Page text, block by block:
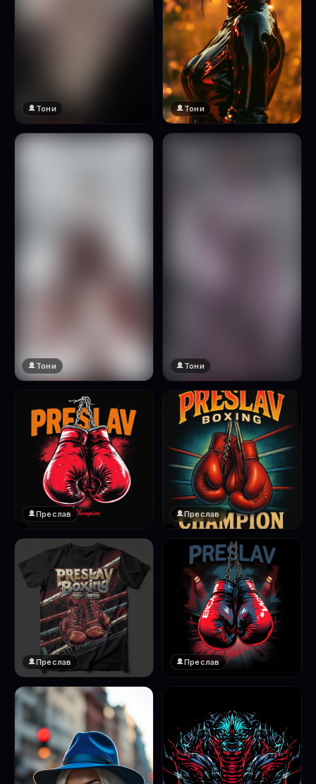
🔞 18+
Тони Тони
Натисни за преглед
Тони
🔞 18+
Натисни за преглед
Тони
❤️
1
Преслав
❤️
Преслав
Преслав Преслав